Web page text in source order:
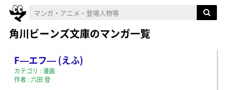
角川ビーンズ文庫のマンガ一覧
F—エフ— (えふ)
カテゴリ : 漫画
作者 : 六田 登